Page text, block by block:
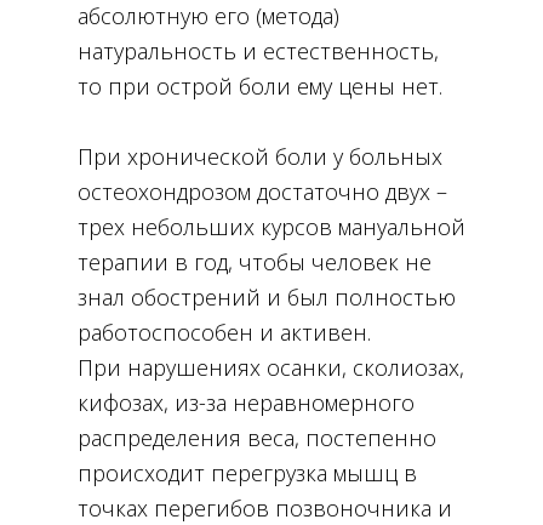
абсолютную его (метода)
натуральность и естественность,
то при острой боли ему цены нет.
При хронической боли у больных
остеохондрозом достаточно двух –
трех небольших курсов мануальной
терапии в год, чтобы человек не
знал обострений и был полностью
работоспособен и активен.
При нарушениях осанки, сколиозах,
кифозах, из-за неравномерного
распределения веса, постепенно
происходит перегрузка мышц в
точках перегибов позвоночника и